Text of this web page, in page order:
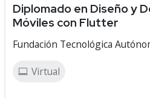
Diplomado en Diseño y
Móviles con Flutter
Fundación Tecnológica
Virtual